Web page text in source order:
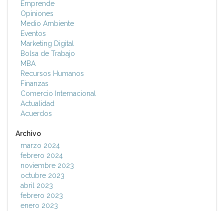
Emprende
Opiniones
Medio Ambiente
Eventos
Marketing Digital
Bolsa de Trabajo
MBA
Recursos Humanos
Finanzas
Comercio Internacional
Actualidad
Acuerdos
Archivo
marzo 2024
febrero 2024
noviembre 2023
octubre 2023
abril 2023
febrero 2023
enero 2023